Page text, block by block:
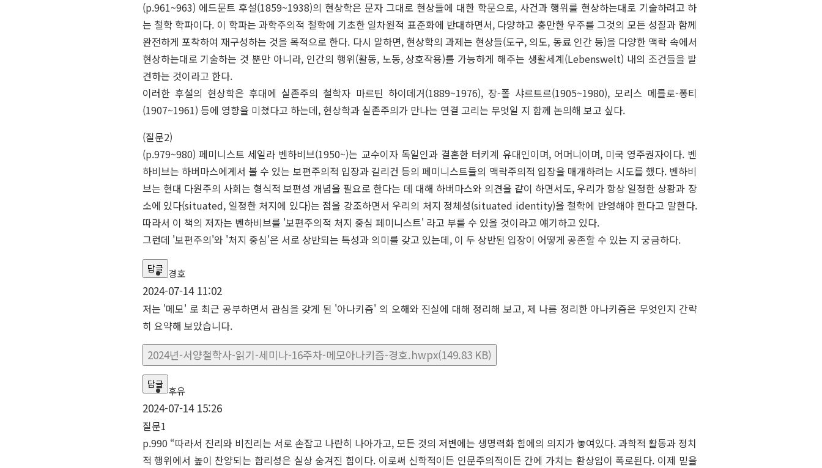
(p.961~963) 에드문트 후설(1859~1938)의 현상학은 문자 그대로 현상들에 대한 학문으로, 사건과 행위를 현상하는대로 기술하려고 하
는 철학 학파이다. 이 학파는 과학주의적 철학에 기초한 일차원적 표준화에 반대하면서, 다양하고 충만한 우주를 그것의 모든 성질과 함께
완전하게 포착하여 재구성하는 것을 목적으로 한다. 다시 말하면, 현상학의 과제는 현상들(도구, 의도, 동료 인간 등)을 다양한 맥락 속에서
현상하는대로 기술하는 것 뿐만 아니라, 인간의 행위(활동, 노동, 상호작용)를 가능하게 해주는 생활세계(Lebenswelt) 내의 조건들을 발
견하는 것이라고 한다.
이러한 후설의 현상학은 후대에 실존주의 철학자 마르틴 하이데거(1889~1976), 장-폴 샤르트르(1905~1980), 모리스 메를로-퐁티
(1907~1961) 등에 영향을 미쳤다고 하는데, 현상학과 실존주의가 만나는 연결 고리는 무엇일 지 함께 논의해 보고 싶다.
(질문2)
(p.979~980) 페미니스트 세일라 벤하비브(1950~)는 교수이자 독일인과 결혼한 터키계 유대인이며, 어머니이며, 미국 영주권자이다. 벤
하비브는 하버마스에게서 볼 수 있는 보편주의적 입장과 길리건 등의 페미니스트들의 맥락주의적 입장을 매개하려는 시도를 했다. 벤하비
브는 현대 다원주의 사회는 형식적 보편성 개념을 필요로 한다는 데 대해 하버마스와 의견을 같이 하면서도, 우리가 항상 일정한 상황과 장
소에 있다(situated, 일정한 처지에 있다)는 점을 강조하면서 우리의 처지 정체성(situated identity)을 철학에 반영해야 한다고 말한다.
따라서 이 책의 저자는 벤하비브를 '보편주의적 처지 중심 페미니스트' 라고 부를 수 있을 것이라고 얘기하고 있다.
그런데 '보편주의'와 '처지 중심'은 서로 상반되는 특성과 의미를 갖고 있는데, 이 두 상반된 입장이 어떻게 공존할 수 있는 지 궁금하다.
답글 경호
2024-07-14 11:02
저는 '메모' 로 최근 공부하면서 관심을 갖게 된 '아나키즘' 의 오해와 진실에 대해 정리해 보고, 제 나름 정리한 아나키즘은 무엇인지 간략
히 요약해 보았습니다.
2024년-서양철학사-읽기-세미나-16주차-메모아나키즘-경호.hwpx(149.83 KB)
답글
후유
2024-07-14 15:26
질문1
p.990 “따라서 진리와 비진리는 서로 손잡고 나란히 나아가고, 모든 것의 저변에는 생명력화 힘에의 의지가 놓여있다. 과학적 활동과 정치
적 행위에서 높이 찬양되는 합리성은 실상 숨겨진 힘이다. 이로써 신학적이든 인문주의적이든 간에 가치는 환상임이 폭로된다. 이제 믿을